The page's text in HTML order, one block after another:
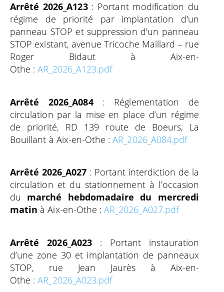
Arrêté 2026_A123: Portant modification du
régime de priorité par implantation d'un
panneau STOP et suppression d'un panneau
STOP existant, avenue Tricoche Maillard – rue
Roger Bidaut à Aix-en-
Othe :AR_2026_A123.pdf
Arrêté 2026_A084: Réglementation de
circulation par la mise en place d’un régime
de priorité, RD 139 route de Boeurs, La
Bouillant à Aix-en-Othe :AR_2026_A084.pdf
Arrêté 2026_A027 : Portant interdiction de la
circulation et du stationnement à l’occasion
du marché hebdomadaire du mercredi
matin à Aix-en-Othe :AR_2026_A027.pdf
Arrêté 2026_A023: Portant instauration
d’une zone 30 et implantation de panneaux
STOP, rue Jean Jaurès à Aix-en-
Othe :AR_2026_A023.pdf